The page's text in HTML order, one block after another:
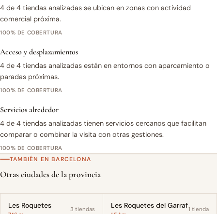
4 de 4 tiendas analizadas se ubican en zonas con actividad
comercial próxima.
100% DE COBERTURA
Acceso y desplazamientos
4 de 4 tiendas analizadas están en entornos con aparcamiento o
paradas próximas.
100% DE COBERTURA
Servicios alrededor
4 de 4 tiendas analizadas tienen servicios cercanos que facilitan
comparar o combinar la visita con otras gestiones.
100% DE COBERTURA
TAMBIÉN EN BARCELONA
Otras ciudades de la provincia
Les Roquetes 3 tiendas Les Roquetes del Garraf1 tienda